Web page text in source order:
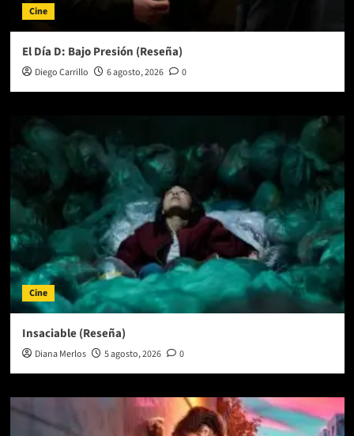
Cine
El Día D: Bajo Presión (Reseña)
Diego Carrillo 6 agosto, 2026 0
Cine
Insaciable (Reseña)
Diana Merlos 5 agosto, 2026 0